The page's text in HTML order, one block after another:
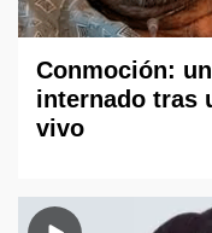
Conmoción:
internado tras
vivo